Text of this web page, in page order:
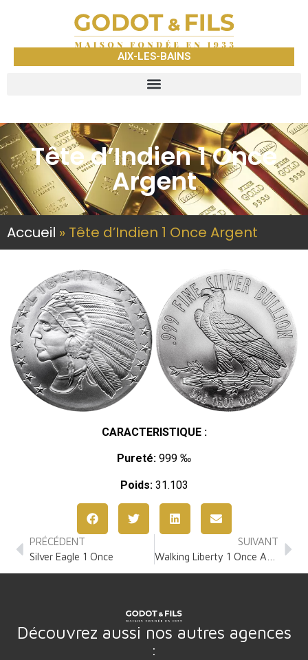
AIX-LES-BAINS
Tête d’Indien 1 Once
Argent
Accueil » Tête d’Indien 1 Once Argent
CARACTERISTIQUE :
Pureté: 999 ‰
Poids:31.103
PRÉCÉDENT
Silver Eagle 1 Once
SUIVANT
Découvrez aussi nos autres agences
: